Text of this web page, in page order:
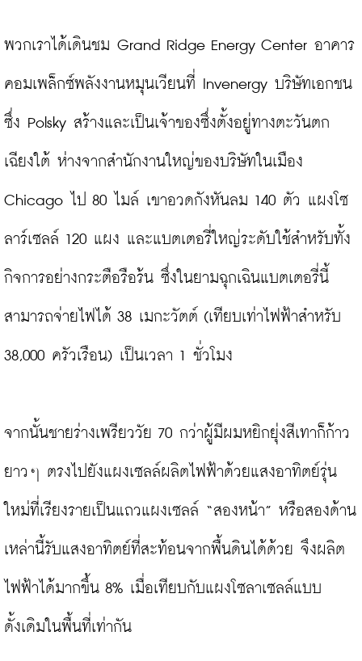
พวกเราได้เดินชม Grand Ridge Energy Center อาคาร
คอมเพล็กซ์พลังงานหมุนเวียนที่ Invenergy บริษัทเอกชน
ซึ่ง Polsky สร้างและเป็นเจ้าของซึ่งตั้งอยู่ทางตะวันตก
เฉียงใต้ ห่างจากสำนักงานใหญ่ของบริษัทในเมือง
Chicago ไป 80 ไมล์ เขาอวดกังหันลม 140 ตัว แผงโซ
ลาร์เซลล์ 120 แผง และแบตเตอรี่ใหญ่ระดับใช้สำหรับทั้ง
กิจการอย่างกระตือรือร้น ซึ่งในยามฉุกเฉินแบตเตอรี่นี้
สามารถจ่ายไฟได้ 38 เมกะวัตต์ (เทียบเท่าไฟฟ้าสำหรับ
38,000 ครัวเรือน) เป็นเวลา 1 ชั่วโมง
จากนั้นชายร่างเพรียววัย 70 กว่าผู้มีผมหยิกยุ่งสีเทาก็ก้าว
ยาวๆ ตรงไปยังแผงเซลล์ผลิตไฟฟ้าด้วยแสงอาทิตย์รุ่น
ใหม่ที่เรียงรายเป็นแถวแผงเซลล์ “สองหน้า” หรือสองด้าน
เหล่านี้รับแสงอาทิตย์ที่สะท้อนจากพื้นดินได้ด้วย จึงผลิต
ไฟฟ้าได้มากขึ้น 8% เมื่อเทียบกับแผงโซลาเซลล์แบบ
ดั้งเดิมในพื้นที่เท่ากัน